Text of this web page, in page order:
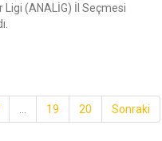
Ligi (ANALİG) İl Seçmesi
19 20 Sonraki